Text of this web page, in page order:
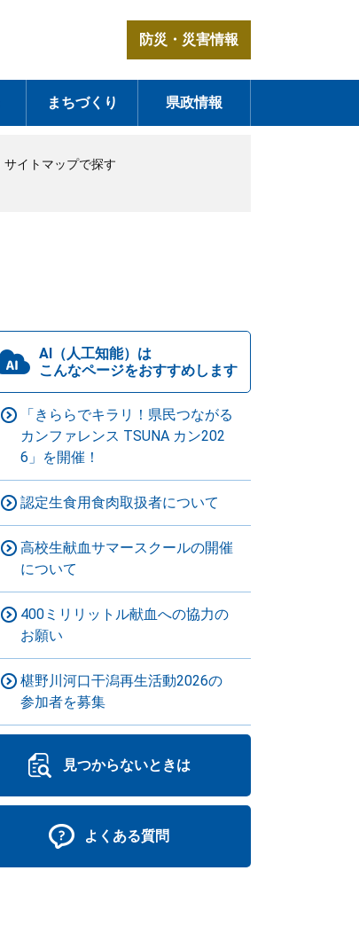
防災・災害情報
まちづくり 県政情報
サイトマップで探す
AI（人工知能）は
こんなページをおすすめします
「きららでキラリ！県民つながる
カンファレンス TSUNA カン202
6」を開催！
認定生食用食肉取扱者について
高校生献血サマースクールの開催
について
400ミリリットル献血への協力の
お願い
椹野川河口干潟再生活動2026の
参加者を募集
見つからないときは
よくある質問